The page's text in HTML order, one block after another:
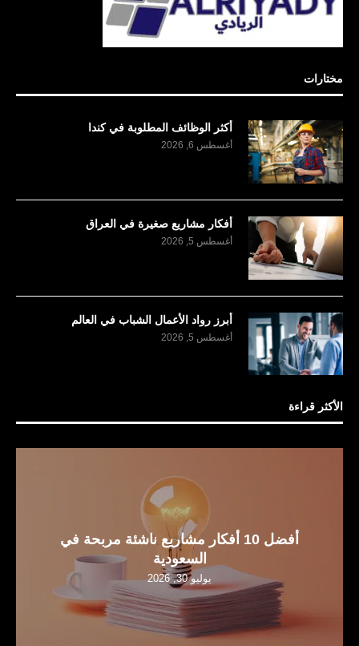
مختارات
أكثر الوظائف المطلوبة في كندا
أغسطس 6, 2026
أفكار مشاريع صغيرة في العراق
أغسطس 5, 2026
أبرز رواد الأعمال الشباب في العالم
أغسطس 5, 2026
الأكثر قراءة
أفضل 10 أفكار مشاريع ناشئة مربحة في
السعودية
يوليو 30, 2026